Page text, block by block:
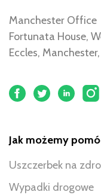
Manchester Office
Fortunata House,
Eccles,
Jak możemy
Uszczerbek na
Wypadki drogowe